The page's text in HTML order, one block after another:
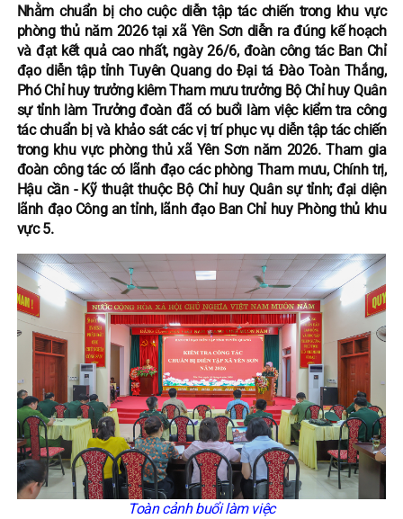
Nhằm chuẩn bị cho cuộc diễn tập tác chiến trong khu vực
phòng thủ năm 2026 tại xã Yên Sơn diễn ra đúng kế hoạch
và đạt kết quả cao nhất, ngày 26/6, đoàn công tác Ban Chỉ
đạo diễn tập tỉnh Tuyên Quang do Đại tá Đào Toàn Thắng,
Phó Chỉ huy trưởng kiêm Tham mưu trưởng Bộ Chỉ huy Quân
sự tỉnh làm Trưởng đoàn đã có buổi làm việc kiểm tra công
tác chuẩn bị và khảo sát các vị trí phục vụ diễn tập tác chiến
trong khu vực phòng thủ xã Yên Sơn năm 2026. Tham gia
đoàn công tác có lãnh đạo các phòng Tham mưu, Chính trị,
Hậu cần - Kỹ thuật thuộc Bộ Chỉ huy Quân sự tỉnh; đại diện
lãnh đạo Công an tỉnh, lãnh đạo Ban Chỉ huy Phòng thủ khu
vực 5.
Toàn cảnh buổi làm việc